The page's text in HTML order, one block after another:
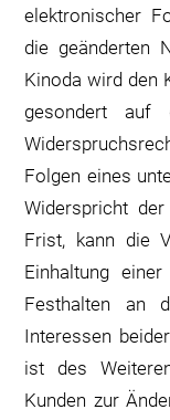
elektronischer
die geänderten
Kinoda wird den
gesondert auf
Folgen eines
Widerspricht
Frist, kann die
Einhaltung
Festhalten an
Interessen
ist des
Kunden zur